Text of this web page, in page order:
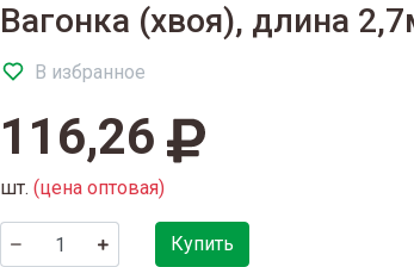
Вагонка (хвоя), длина
В избранное
116,26
шт. (цена оптовая)
Купить